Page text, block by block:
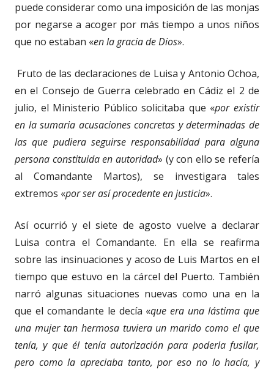
puede considerar como una imposición de las monjas
por negarse a acoger por más tiempo a unos niños
que no estaban «en la gracia de Dios».
Fruto de las declaraciones de Luisa y Antonio Ochoa,
en el Consejo de Guerra celebrado en Cádiz el 2 de
julio, el Ministerio Público solicitaba que «por existir
en la sumaria acusaciones concretas y determinadas de
las que pudiera seguirse responsabilidad para alguna
persona constituida en autoridad» (y con ello se refería
al Comandante Martos), se investigara tales
extremos «por ser así procedente en justicia».
Así ocurrió y el siete de agosto vuelve a declarar
Luisa contra el Comandante. En ella se reafirma
sobre las insinuaciones y acoso de Luis Martos en el
tiempo que estuvo en la cárcel del Puerto. También
narró algunas situaciones nuevas como una en la
que el comandante le decía «que era una lástima que
una mujer tan hermosa tuviera un marido como el que
tenía, y que él tenía autorización para poderla fusilar,
pero como la apreciaba tanto, por eso no lo hacía, y